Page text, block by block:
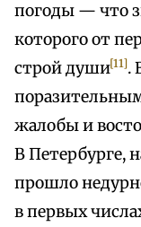
погоды — что
которого от
строй души[11].
жалобы и
В Петербурге,
прошло
в первых